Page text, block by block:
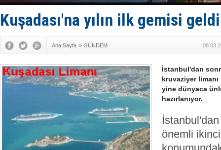
Anadolu
Kuşadası'na yılın ilk gemisi geldi
Ana Sayfa » GÜNDEM
İstanbul'dan
kruvaziyer
yine dünyaca
hazırlanıyor.
önemli